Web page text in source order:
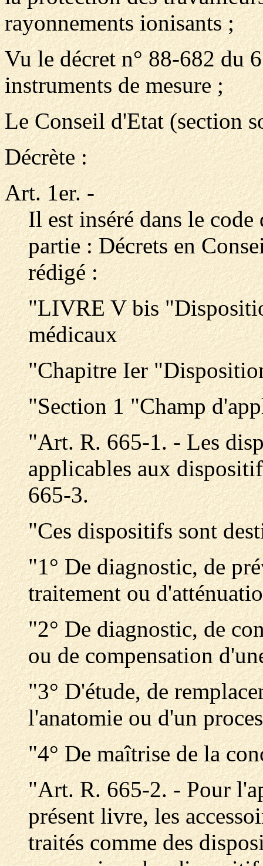
rayonnements ionisants ;
Vu le décret n° 88-682 du
instruments de mesure ;
Le Conseil d'Etat (section
Décrète :
Art. 1er.-
Il est inséré dans le
partie : Décrets en
rédigé :
"LIVRE V bis
médicaux
"Chapitre Ier
"Section 1 "Champ
"Art. R. 665-1. - Les
applicables aux
665-3.
"Ces dispositifs sont
"1° De diagnostic, de
traitement ou
"2° De diagnostic, de
ou de compensation
"3° D'étude, de
l'anatomie ou d'un
"4° De maîtrise de la
"Art. R. 665-2. - Pour
présent livre, les
traités comme des